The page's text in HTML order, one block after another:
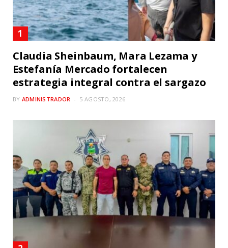
Claudia Sheinbaum, Mara Lezama y
Estefanía Mercado fortalecen
estrategia integral contra el sargazo
BY ADMINISTRADOR 5 AGOSTO, 2026